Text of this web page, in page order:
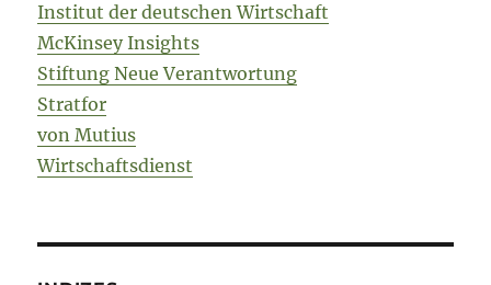
Institut der deutschen Wirtschaft
McKinsey Insights
Stiftung Neue Verantwortung
Stratfor
von Mutius
Wirtschaftsdienst